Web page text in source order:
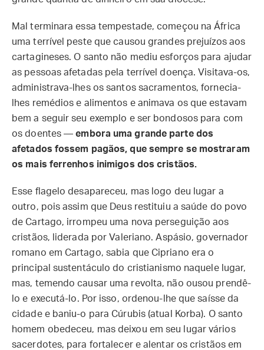
Mal terminara essa tempestade, começou na África
uma terrível peste que causou grandes prejuízos aos
cartagineses. O santo não mediu esforços para ajudar
as pessoas afetadas pela terrível doença. Visitava-os,
administrava-lhes os santos sacramentos, fornecia-
lhes remédios e alimentos e animava os que estavam
bem a seguir seu exemplo e ser bondosos para com
os doentes —embora uma grande parte dos
afetados fossem pagãos, que sempre se mostraram
os mais ferrenhos inimigos dos cristãos.
Esse flagelo desapareceu, mas logo deu lugar a
outro, pois assim que Deus restituiu a saúde do povo
de Cartago, irrompeu uma nova perseguição aos
cristãos, liderada por Valeriano. Aspásio, governador
romano em Cartago, sabia que Cipriano era o
principal sustentáculo do cristianismo naquele lugar,
mas, temendo causar uma revolta, não ousou prendê-
lo e executá-lo. Por isso, ordenou-lhe que saísse da
cidade e baniu-o para Cúrubis (atual Korba). O santo
homem obedeceu, mas deixou em seu lugar vários
sacerdotes, para fortalecer e alentar os cristãos em